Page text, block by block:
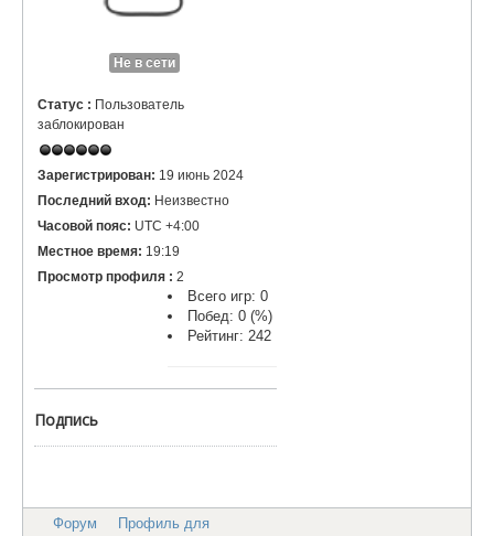
Не в сети
Статус : Пользователь
заблокирован
Зарегистрирован: 19 июнь 2024
Последний вход: Неизвестно
Часовой пояс: UTC +4:00
Местное время: 19:19
Просмотр профиля : 2
Всего игр: 0
Побед: 0 (%)
Рейтинг: 242
Подпись
Форум Профиль для